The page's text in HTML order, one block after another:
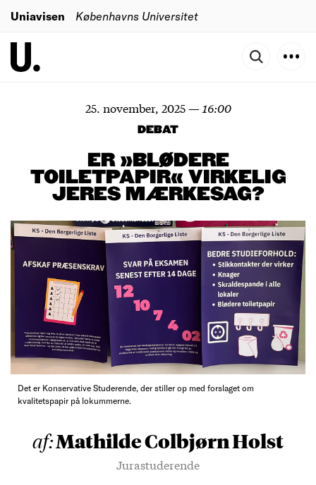
Uniavisen Københavns Universitet
25. november, 2025— 16:00
DEBAT
ER »BLØDERE
TOILETPAPIR« VIRKELIG
JERES MÆRKESAG?
Det er Konservative Studerende, der stiller op med forslaget om
kvalitetspapir på lokummerne.
af:Mathilde Colbjørn Holst
Jurastuderende